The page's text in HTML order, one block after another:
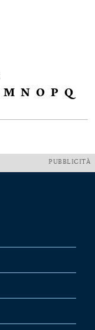
M N O P Q
PUBBLICITÀ